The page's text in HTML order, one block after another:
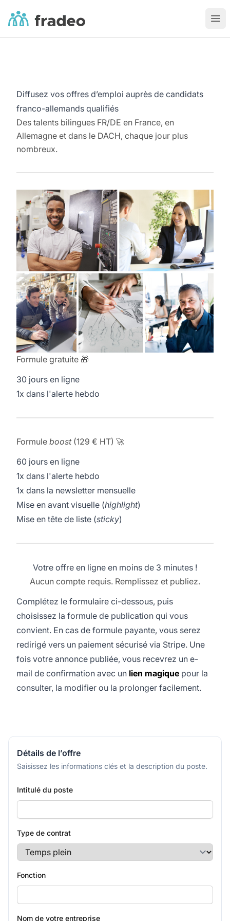
Fradeo
Diffusez vos offres d’emploi auprès de candidats
franco-allemands qualifiés
Des talents bilingues FR/DE en France, en
Allemagne et dans le DACH, chaque jour plus
nombreux.
Formule gratuite 🎁
30 jours en ligne
1x dans l'alerte hebdo
Formule boost(129 € HT) 🚀
60 jours en ligne
1x dans l'alerte hebdo
1x dans la newsletter mensuelle
Mise en avant visuelle (highlight)
Mise en tête de liste (sticky)
Votre offre en ligne en moins de 3 minutes !
Aucun compte requis. Remplissez et publiez.
Complétez le formulaire ci-dessous, puis
choisissez la formule de publication qui vous
convient. En cas de formule payante, vous serez
redirigé vers un paiement sécurisé via Stripe. Une
fois votre annonce publiée, vous recevrez un e-
mail de confirmation avec un lien magique pour la
consulter, la modifier ou la prolonger facilement.
Détails de l’offre
Saisissez les informations clés et la description du poste.
Intitulé du poste
Type de contrat
Fonction
Nom de votre entreprise